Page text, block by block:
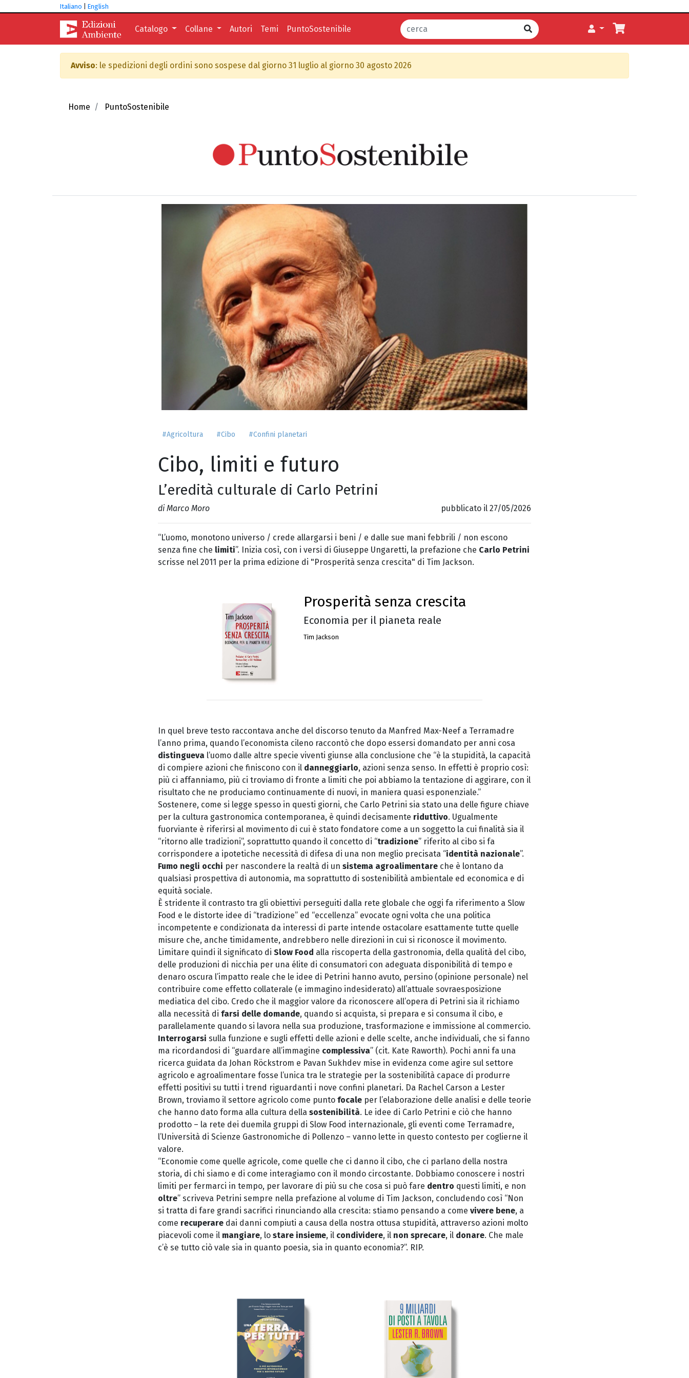
Italiano English
Catalogo Collane Autori Temi PuntoSostenibile
Avviso: le spedizioni degli ordini sono sospese dal giorno 31 luglio al giorno 30 agosto 2026
Home PuntoSostenibile
#Agricoltura #Cibo #Confini planetari
Cibo, limiti e futuro
L’eredità culturale di Carlo Petrini
di Marco Moro pubblicato il 27/05/2026
“L’uomo, monotono universo / crede allargarsi i beni / e dalle sue mani febbrili / non escono
senza fine che limiti”. Inizia così, con i versi di Giuseppe Ungaretti, la prefazione che Carlo Petrini
scrisse nel 2011 per la prima edizione di "Prosperità senza crescita" di Tim Jackson.
Prosperità senza crescita
Economia per il pianeta reale
Tim Jackson
In quel breve testo raccontava anche del discorso tenuto da Manfred Max-Neef a Terramadre
l’anno prima, quando l’economista cileno raccontò che dopo essersi domandato per anni cosa
distingueva l’uomo dalle altre specie viventi giunse alla conclusione che “è la stupidità, la capacità
di compiere azioni che finiscono con il danneggiarlo, azioni senza senso. In effetti è proprio così:
più ci affanniamo, più ci troviamo di fronte a limiti che poi abbiamo la tentazione di aggirare, con il
risultato che ne produciamo continuamente di nuovi, in maniera quasi esponenziale.”
Sostenere, come si legge spesso in questi giorni, che Carlo Petrini sia stato una delle figure chiave
per la cultura gastronomica contemporanea, è quindi decisamente riduttivo. Ugualmente
fuorviante è riferirsi al movimento di cui è stato fondatore come a un soggetto la cui finalità sia il
“ritorno alle tradizioni”, soprattutto quando il concetto di “tradizione” riferito al cibo si fa
corrispondere a ipotetiche necessità di difesa di una non meglio precisata “identità nazionale”.
Fumo negli occhi per nascondere la realtà di un sistema agroalimentare che è lontano da
qualsiasi prospettiva di autonomia, ma soprattutto di sostenibilità ambientale ed economica e di
equità sociale.
È stridente il contrasto tra gli obiettivi perseguiti dalla rete globale che oggi fa riferimento a Slow
Food e le distorte idee di “tradizione” ed “eccellenza” evocate ogni volta che una politica
incompetente e condizionata da interessi di parte intende ostacolare esattamente tutte quelle
misure che, anche timidamente, andrebbero nelle direzioni in cui si riconosce il movimento.
Limitare quindi il significato di Slow Food alla riscoperta della gastronomia, della qualità del cibo,
delle produzioni di nicchia per una élite di consumatori con adeguata disponibilità di tempo e
denaro oscura l’impatto reale che le idee di Petrini hanno avuto, persino (opinione personale) nel
contribuire come effetto collaterale (e immagino indesiderato) all’attuale sovraesposizione
mediatica del cibo. Credo che il maggior valore da riconoscere all’opera di Petrini sia il richiamo
alla necessità di farsi delle domande, quando si acquista, si prepara e si consuma il cibo, e
parallelamente quando si lavora nella sua produzione, trasformazione e immissione al commercio.
Interrogarsi sulla funzione e sugli effetti delle azioni e delle scelte, anche individuali, che si fanno
ma ricordandosi di “guardare all’immagine complessiva” (cit. Kate Raworth). Pochi anni fa una
ricerca guidata da Johan Röckstrom e Pavan Sukhdev mise in evidenza come agire sul settore
agricolo e agroalimentare fosse l’unica tra le strategie per la sostenibilità capace di produrre
effetti positivi su tutti i trend riguardanti i nove confini planetari. Da Rachel Carson a Lester
Brown, troviamo il settore agricolo come punto focale per l’elaborazione delle analisi e delle teorie
che hanno dato forma alla cultura della sostenibilità. Le idee di Carlo Petrini e ciò che hanno
prodotto – la rete dei duemila gruppi di Slow Food internazionale, gli eventi come Terramadre,
l’Università di Scienze Gastronomiche di Pollenzo – vanno lette in questo contesto per coglierne il
valore.
“Economie come quelle agricole, come quelle che ci danno il cibo, che ci parlano della nostra
storia, di chi siamo e di come interagiamo con il mondo circostante. Dobbiamo conoscere i nostri
limiti per fermarci in tempo, per lavorare di più su che cosa si può fare dentro questi limiti, e non
oltre” scriveva Petrini sempre nella prefazione al volume di Tim Jackson, concludendo così “Non
si tratta di fare grandi sacrifici rinunciando alla crescita: stiamo pensando a come vivere bene, a
come recuperare dai danni compiuti a causa della nostra ottusa stupidità, attraverso azioni molto
piacevoli come il mangiare, lo stare insieme, il condividere, il non sprecare, il donare. Che male
c’è se tutto ciò vale sia in quanto poesia, sia in quanto economia?”. RIP.